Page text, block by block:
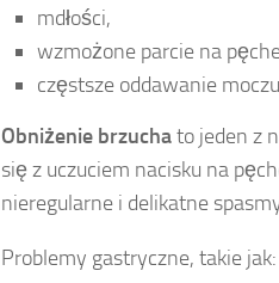
mdłości,
wzmożone parcie na
częstsze oddawanie
Obniżenie brzuchato jeden z
się z uczuciem nacisku na
nieregularne i delikatne
Problemy gastryczne, takie jak: